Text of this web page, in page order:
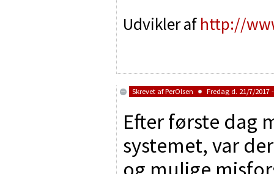
Udvikler af http://
Skrevet afPerOlsen Fredag d. 21/7/2017
Efter første dag
systemet, var
og mulige